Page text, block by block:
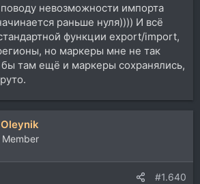
невозможности импорта
раньше нуля)))) И всё
функции export/import,
но маркеры мне не так
там ещё и маркеры сохранялись,
Member
#1.640